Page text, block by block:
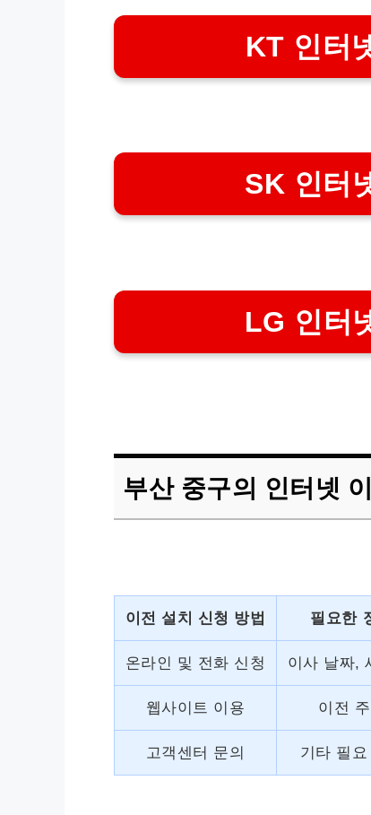
KT 인터
SK 인터
LG 인터
부산 중구의 인터넷
이전 설치 신청 방법 필요한
온라인 및 전화 신청 이사 날짜,
웹사이트 이용 이전
고객센터 문의 기타 필